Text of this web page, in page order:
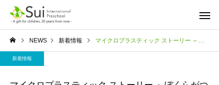
NEWS 新着情報 マイクロプラスティック ストーリー ～ぼくらがつくる2050年～
新着情報